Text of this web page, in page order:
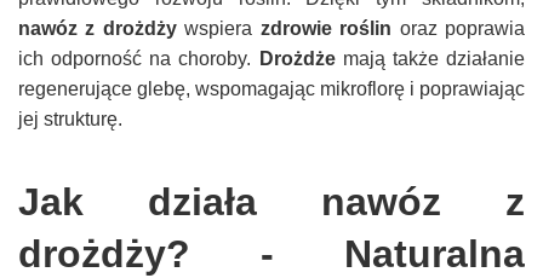
nawóz z drożdżywspiera zdrowie roślin oraz poprawia
ich odporność na choroby.
Drożdżemają także działanie
regenerujące glebę, wspomagając mikroflorę i poprawiając
jej strukturę.
Jak działa nawóz z
drożdży? - Naturalna